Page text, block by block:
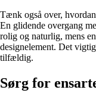
Tænk også over,
En glidende overgang
rolig og naturlig, mens
designelement. Det
tilfældig.
Sørg for